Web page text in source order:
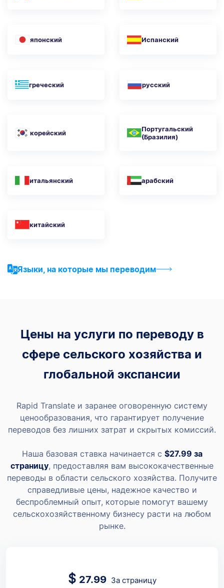
японский Испанский
греческий русский
корейский
Португальский
(Бразилия)
итальянский арабский
китайский
Языки, на которые мы переводим
Цены на услуги по переводу в
сфере сельского хозяйства и
глобальной экспансии
Rapid Translate и заранее оговоренную систему
ценообразования, что гарантирует получение
переводов без лишних затрат и скрытых комиссий.
Наша базовая ставка начинается с $27.99 за
страницу, предоставляя вам высококачественные
переводы в области сельского хозяйства. Получите
справедливые цены, надежное качество и
беспроблемный опыт, которые помогут вашему
сельскохозяйственному бизнесу расти на любом
рынке.
$ 27.99 За страницу